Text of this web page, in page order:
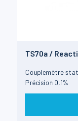
TS70a /
Couplemètre
Précision 0,1%